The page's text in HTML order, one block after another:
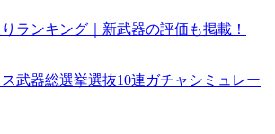
ランキング｜新武器の評価も掲載！
武器総選挙選抜10連ガチャシミュレー